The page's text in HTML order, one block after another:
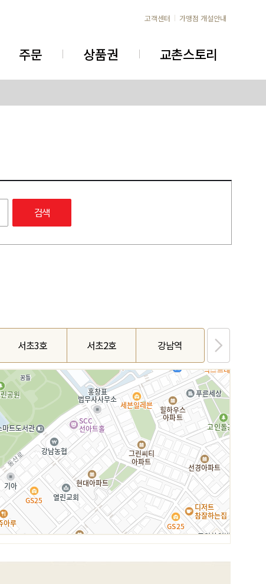
고객센터
가맹점 개설안내
주문 상품권 교촌스토리
검색
서초3호 서초2호 강남역